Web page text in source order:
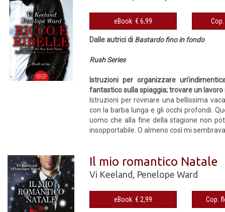
eBook € 6,99
Dalle autrici di Bastardo fino in fondo
Rush Series
Istruzioni per organizzare
fantastico sulla spiaggia; trovare un
Istruzioni per rovinare una bellissima
con la barba lunga e gli occhi profondi.
uomo che alla fine della stagione non
insopportabile. O almeno così mi
Il mio romantico Natale
Vi Keeland Penelope Ward
eBook € 2,99